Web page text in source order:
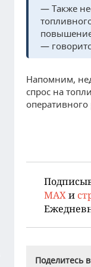
— Также
—
Напомним,
спрос на
MAX и
Поделитесь